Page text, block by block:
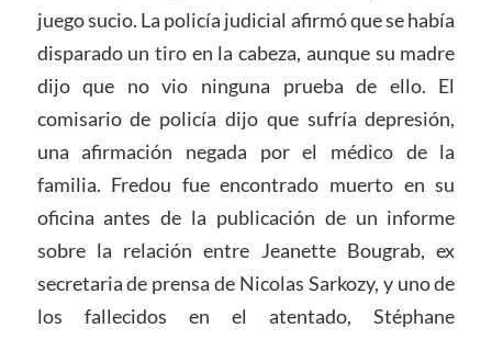
juego sucio. La policía judicial afirmó que se había
disparado un tiro en la cabeza, aunque su madre
dijo que no vio ninguna prueba de ello. El
comisario de policía dijo que sufría depresión,
una afirmación negada por el médico de la
familia. Fredou fue encontrado muerto en su
oficina antes de la publicación de un informe
sobre la relación entre Jeanette Bougrab, ex
secretaria de prensa de Nicolas Sarkozy, y uno de
los fallecidos en el atentado, Stéphane